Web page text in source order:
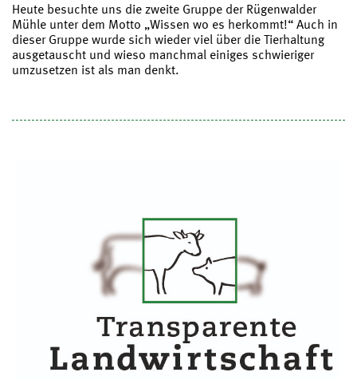
Heute besuchte uns die zweite Gruppe der Rügenwalder
Mühle unter dem Motto „Wissen wo es herkommt!“ Auch in
dieser Gruppe wurde sich wieder viel über die Tierhaltung
ausgetauscht und wieso manchmal einiges schwieriger
umzusetzen ist als man denkt.